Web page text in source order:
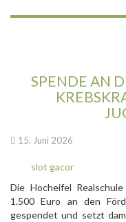
SPENDE AN
15. Juni 2026
slot gacor
Die Hocheifel
1.500 Euro an den
gespendet und setzt